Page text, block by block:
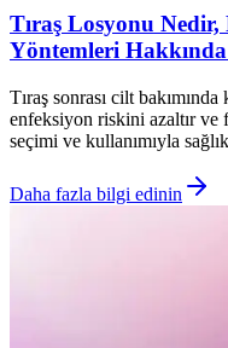
Tıraş Losyonu
Yöntemleri
Tıraş sonrası cilt
enfeksiyon riskini azaltır ve
seçimi ve kullanımıyla
Daha fazla bilgi edinin